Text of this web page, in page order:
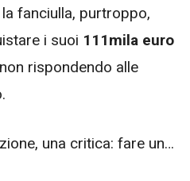
la fanciulla, purtroppo,
i suoi 111mila euro
rispondendo alle
una critica: fare un…